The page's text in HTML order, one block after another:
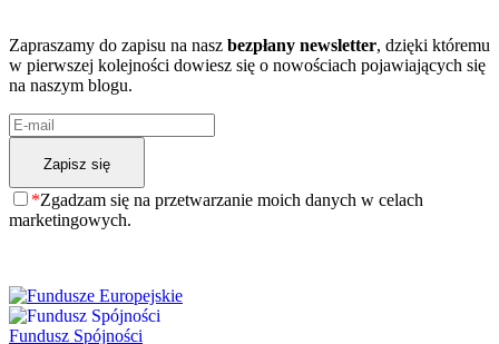
Zapraszamy do zapisu na nasz bezpłany newsletter, dzięki któremu
w pierwszej kolejności dowiesz się o nowościach pojawiających się
na naszym blogu.
*Zgadzam się na przetwarzanie moich danych w celach
marketingowych.
Fundusz Spójności